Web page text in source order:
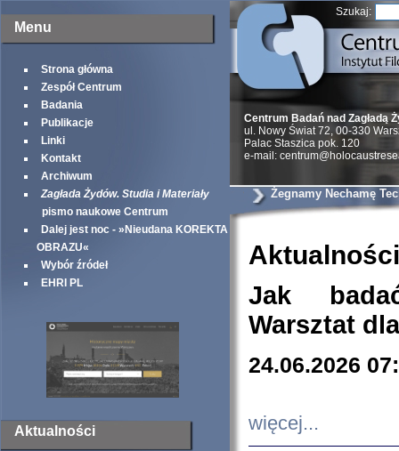
Menu
Strona główna
Zespół Centrum
Badania
Publikacje
Linki
Kontakt
Archiwum
Zagłada Żydów. Studia i Materiały
pismo naukowe Centrum
Dalej jest noc - »Nieudana KOREKTA
OBRAZU«
Wybór źródeł
EHRI PL
Aktualności
Szukaj:
Centrum Badań nad Zagładą
ul. Nowy Świat 72, 00-330
Palac Staszica pok. 120
e-mail:
Żegnamy Nechamę Tec
Aktualności
Jak
Warsztat
24.06.2026
więcej...